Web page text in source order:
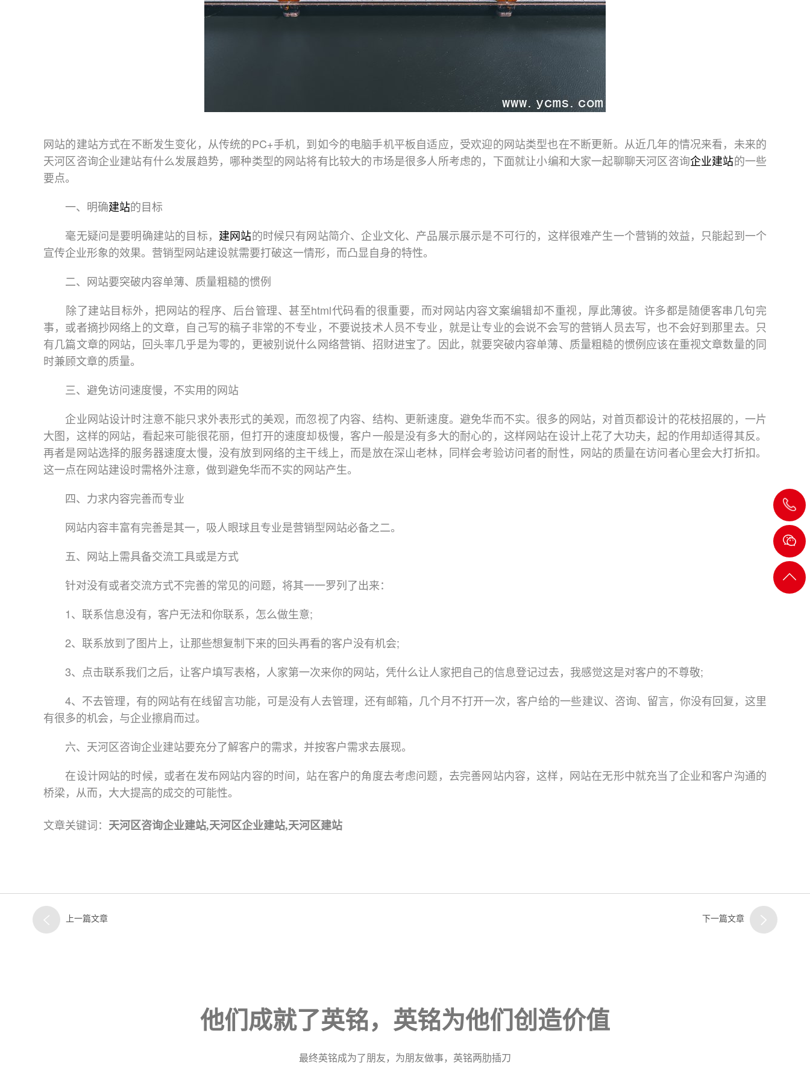
020-
8232
2722
返回
网站的建站方式在不断发生变化，从传统的PC+手机，到如今的电脑手机平板自适应，受欢迎的网站类型也在不断更新。从近几年的情况来看，未来的
天河区咨询企业建站有什么发展趋势，哪种类型的网站将有比较大的市场是很多人所考虑的，下面就让小编和大家一起聊聊天河区咨询企业建站的一些
要点。
一、明确建站的目标
毫无疑问是要明确建站的目标， 建网站的时候只有网站简介、企业文化、产品展示展示是不可行的，这样很难产生一个营销的效益，只能起到一个
宣传企业形象的效果。营销型网站建设就需要打破这一情形，而凸显自身的特性。
二、网站要突破内容单薄、质量粗糙的惯例
除了建站目标外，把网站的程序、后台管理、甚至html代码看的很重要，而对网站内容文案编辑却不重视，厚此薄彼。许多都是随便客串几句完
事，或者摘抄网络上的文章，自己写的稿子非常的不专业，不要说技术人员不专业，就是让专业的会说不会写的营销人员去写，也不会好到那里去。只
有几篇文章的网站，回头率几乎是为零的，更被别说什么网络营销、招财进宝了。因此，就要突破内容单薄、质量粗糙的惯例应该在重视文章数量的同
时兼顾文章的质量。
三、避免访问速度慢，不实用的网站
企业网站设计时注意不能只求外表形式的美观，而忽视了内容、结构、更新速度。避免华而不实。很多的网站，对首页都设计的花枝招展的，一片
大图，这样的网站，看起来可能很花丽，但打开的速度却极慢，客户一般是没有多大的耐心的，这样网站在设计上花了大功夫，起的作用却适得其反。
再者是网站选择的服务器速度太慢，没有放到网络的主干线上，而是放在深山老林，同样会考验访问者的耐性，网站的质量在访问者心里会大打折扣。
这一点在网站建设时需格外注意，做到避免华而不实的网站产生。
四、力求内容完善而专业
网站内容丰富有完善是其一，吸人眼球且专业是营销型网站必备之二。
五、网站上需具备交流工具或是方式
针对没有或者交流方式不完善的常见的问题，将其一一罗列了出来：
1、联系信息没有，客户无法和你联系，怎么做生意;
2、联系放到了图片上，让那些想复制下来的回头再看的客户没有机会;
3、点击联系我们之后，让客户填写表格，人家第一次来你的网站，凭什么让人家把自己的信息登记过去，我感觉这是对客户的不尊敬;
4、不去管理，有的网站有在线留言功能，可是没有人去管理，还有邮箱，几个月不打开一次，客户给的一些建议、咨询、留言，你没有回复，这里
有很多的机会，与企业擦肩而过。
六、天河区咨询企业建站要充分了解客户的需求，并按客户需求去展现。
在设计网站的时候，或者在发布网站内容的时间，站在客户的角度去考虑问题，去完善网站内容，这样，网站在无形中就充当了企业和客户沟通的
桥梁，从而，大大提高的成交的可能性。
文章关键词： 天河区咨询企业建站,天河区企业建站,天河区建站
上一篇文章 下一篇文章
他们成就了英铭，英铭为他们创造价值
最终英铭成为了朋友，为朋友做事，英铭两肋插刀